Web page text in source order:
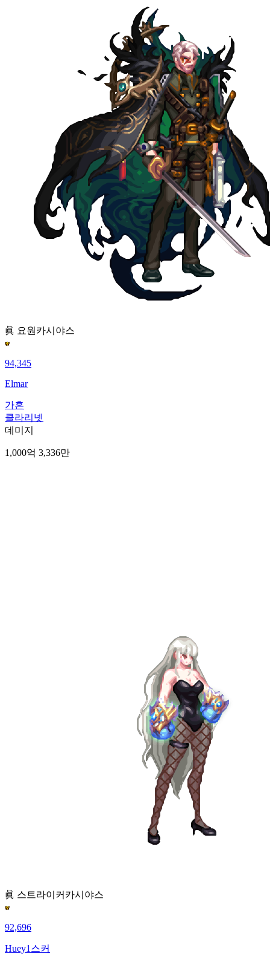
眞 요원 카시야스
94,345
Elmar
가흔
클라리넷
데미지
1,000억 3,336만
眞 스트라이커 카시야스
92,696
Huey1스커